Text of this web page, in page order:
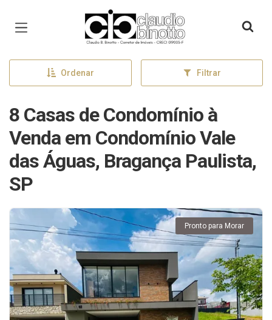
Página inicial
Ordenar Filtrar
8 Casas de Condomínio à
Venda em Condomínio Vale
das Águas, Bragança Paulista,
SP
Pronto para Morar